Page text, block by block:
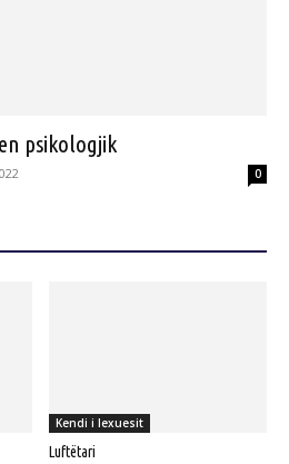
psikologjik
0
Kendi i lexuesit
Luftëtari